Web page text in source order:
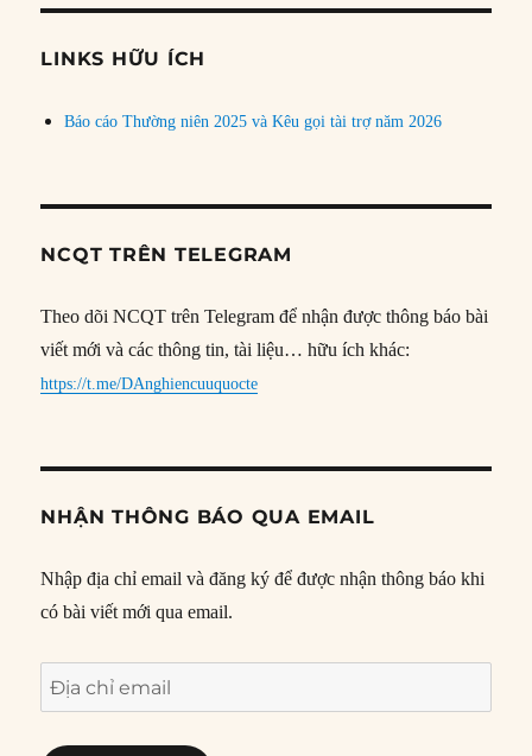
đề
LINKS HỮU ÍCH
Báo cáo Thường niên 2025 và Kêu gọi tài trợ năm 2026
NCQT TRÊN TELEGRAM
Theo dõi NCQT trên Telegram để nhận được thông báo bài
viết mới và các thông tin, tài liệu… hữu ích khác:
https://t.me/DAnghiencuuquocte
NHẬN THÔNG BÁO QUA EMAIL
Nhập địa chỉ email và đăng ký để được nhận thông báo khi
có bài viết mới qua email.
Địa
chỉ
email